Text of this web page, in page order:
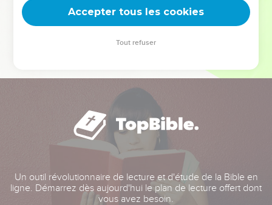
équipe, un groupe ou une famille, leur expérience est faite
Un outil révolutionnaire de lecture et d'étude de la Bible en
ligne. Démarrez dès aujourd'hui le plan de lecture offert dont
vous avez besoin.
Accepter tous les cookies
Tout refuser